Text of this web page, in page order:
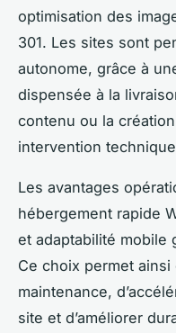
optimisation des
301. Les sites sont
autonome, grâce à
dispensée à la
contenu ou la
intervention
Les avantages
hébergement rapide
et adaptabilité mobile
Ce choix permet
maintenance,
site et d’améliorer